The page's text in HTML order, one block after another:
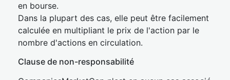
en bourse.
Dans la plupart des cas, elle peut être facilement
calculée en multipliant le prix de l'action par le
nombre d'actions en circulation.
Clause de non-responsabilité